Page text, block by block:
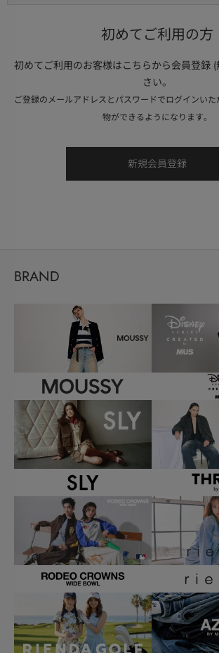
初めてご利用の方
初めてご利用のお客様はこちらから会員登録
さい。
ご登録のメールアドレスとパスワードでログインい
物ができるようになります。
BRAND